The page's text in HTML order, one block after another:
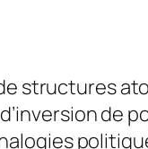
structures
de